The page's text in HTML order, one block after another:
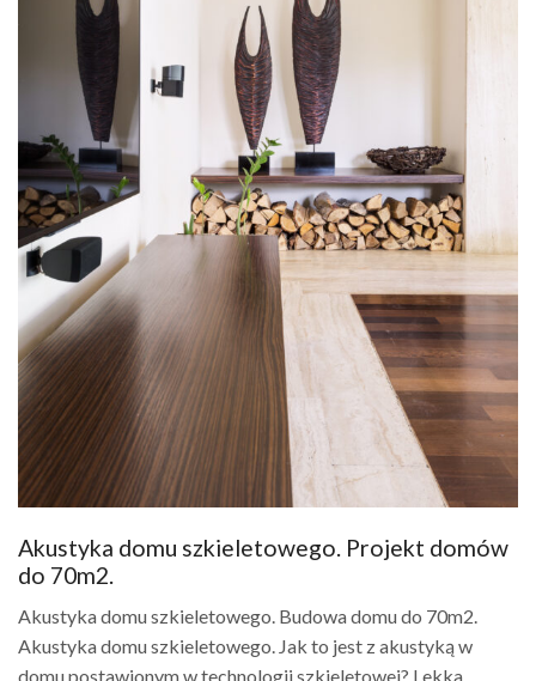
Akustyka domu szkieletowego. Projekt domów
do 70m2.
Akustyka domu szkieletowego. Budowa domu do 70m2.
Akustyka domu szkieletowego. Jak to jest z akustyką w
domu postawionym w technologii szkieletowej? Lekka